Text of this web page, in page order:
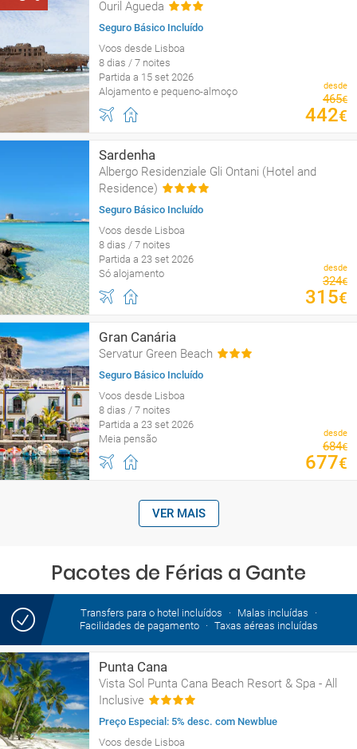
Ouril Agueda
Seguro Básico Incluído
Voos desde Lisboa
8 dias / 7 noites
Partida a 15 set 2026
Alojamento e pequeno-almoço
desde
465€
442€
Sardenha
Albergo Residenziale Gli Ontani (Hotel and
Residence)
Seguro Básico Incluído
Voos desde Lisboa
8 dias / 7 noites
Partida a 23 set 2026
Só alojamento
desde
324€
315€
Gran Canária
Servatur Green Beach
Seguro Básico Incluído
Voos desde Lisboa
8 dias / 7 noites
Partida a 23 set 2026
Meia pensão
desde
684€
677€
VER MAIS
Pacotes de Férias a Gante
Transfers para o hotel incluídos
Malas incluídas
Facilidades de pagamento
Taxas aéreas incluídas
Punta Cana
Vista Sol Punta Cana Beach Resort & Spa - All
Inclusive
Preço Especial: 5% desc. com Newblue
Voos desde Lisboa